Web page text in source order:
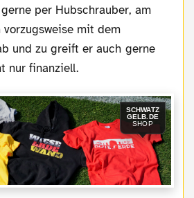
per Hubschrauber, am
mit dem
und zu greift er auch gerne
nur finanziell.
SCHWATZ
GELB.DE
SHOP